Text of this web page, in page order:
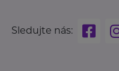
Sledujte nás: